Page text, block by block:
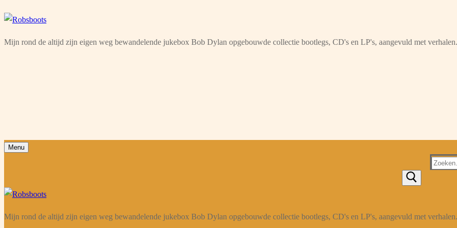
Ga
de
Menu
Sluiten
Mijn rond de altijd zijn eigen weg bewandelende jukebox Bob Dylan opgebouwde collectie bootlegs, CD's en LP's, aangevuld met verhalen.
Menu
Zoeken
Mijn rond de altijd zijn eigen weg bewandelende jukebox Bob Dylan opgebouwde collectie bootlegs, CD's en LP's, aangevuld met verhalen.